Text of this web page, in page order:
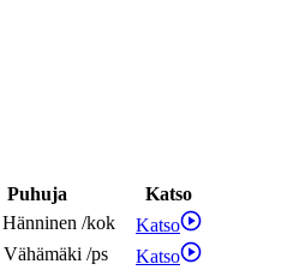
Puhuja
Katso
Hänninen /kok
Katso
Vähämäki /ps
Katso